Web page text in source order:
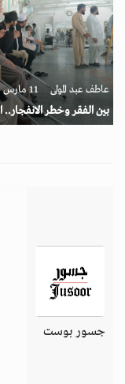
عاطف عبد المولى 11 مارس 2026 - 11:19
بين الفقر وخطر الانفجار..
جسور بوست